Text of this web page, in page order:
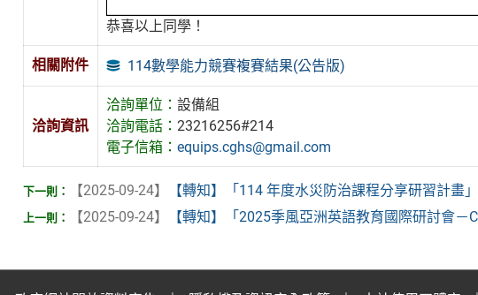
恭喜以上同學！
相關附件 114數學能力競賽複賽結果(公告版)
洽詢資訊
洽詢單位：設備組
洽詢電話：23216256#214
電子信箱：equips.cghs@gmail.com
【2025-09-24】
【轉知】「114 年度水災防治課程分享研習計畫」
【2025-09-24】
【轉知】「2025季風亞洲英語教育國際研討會－